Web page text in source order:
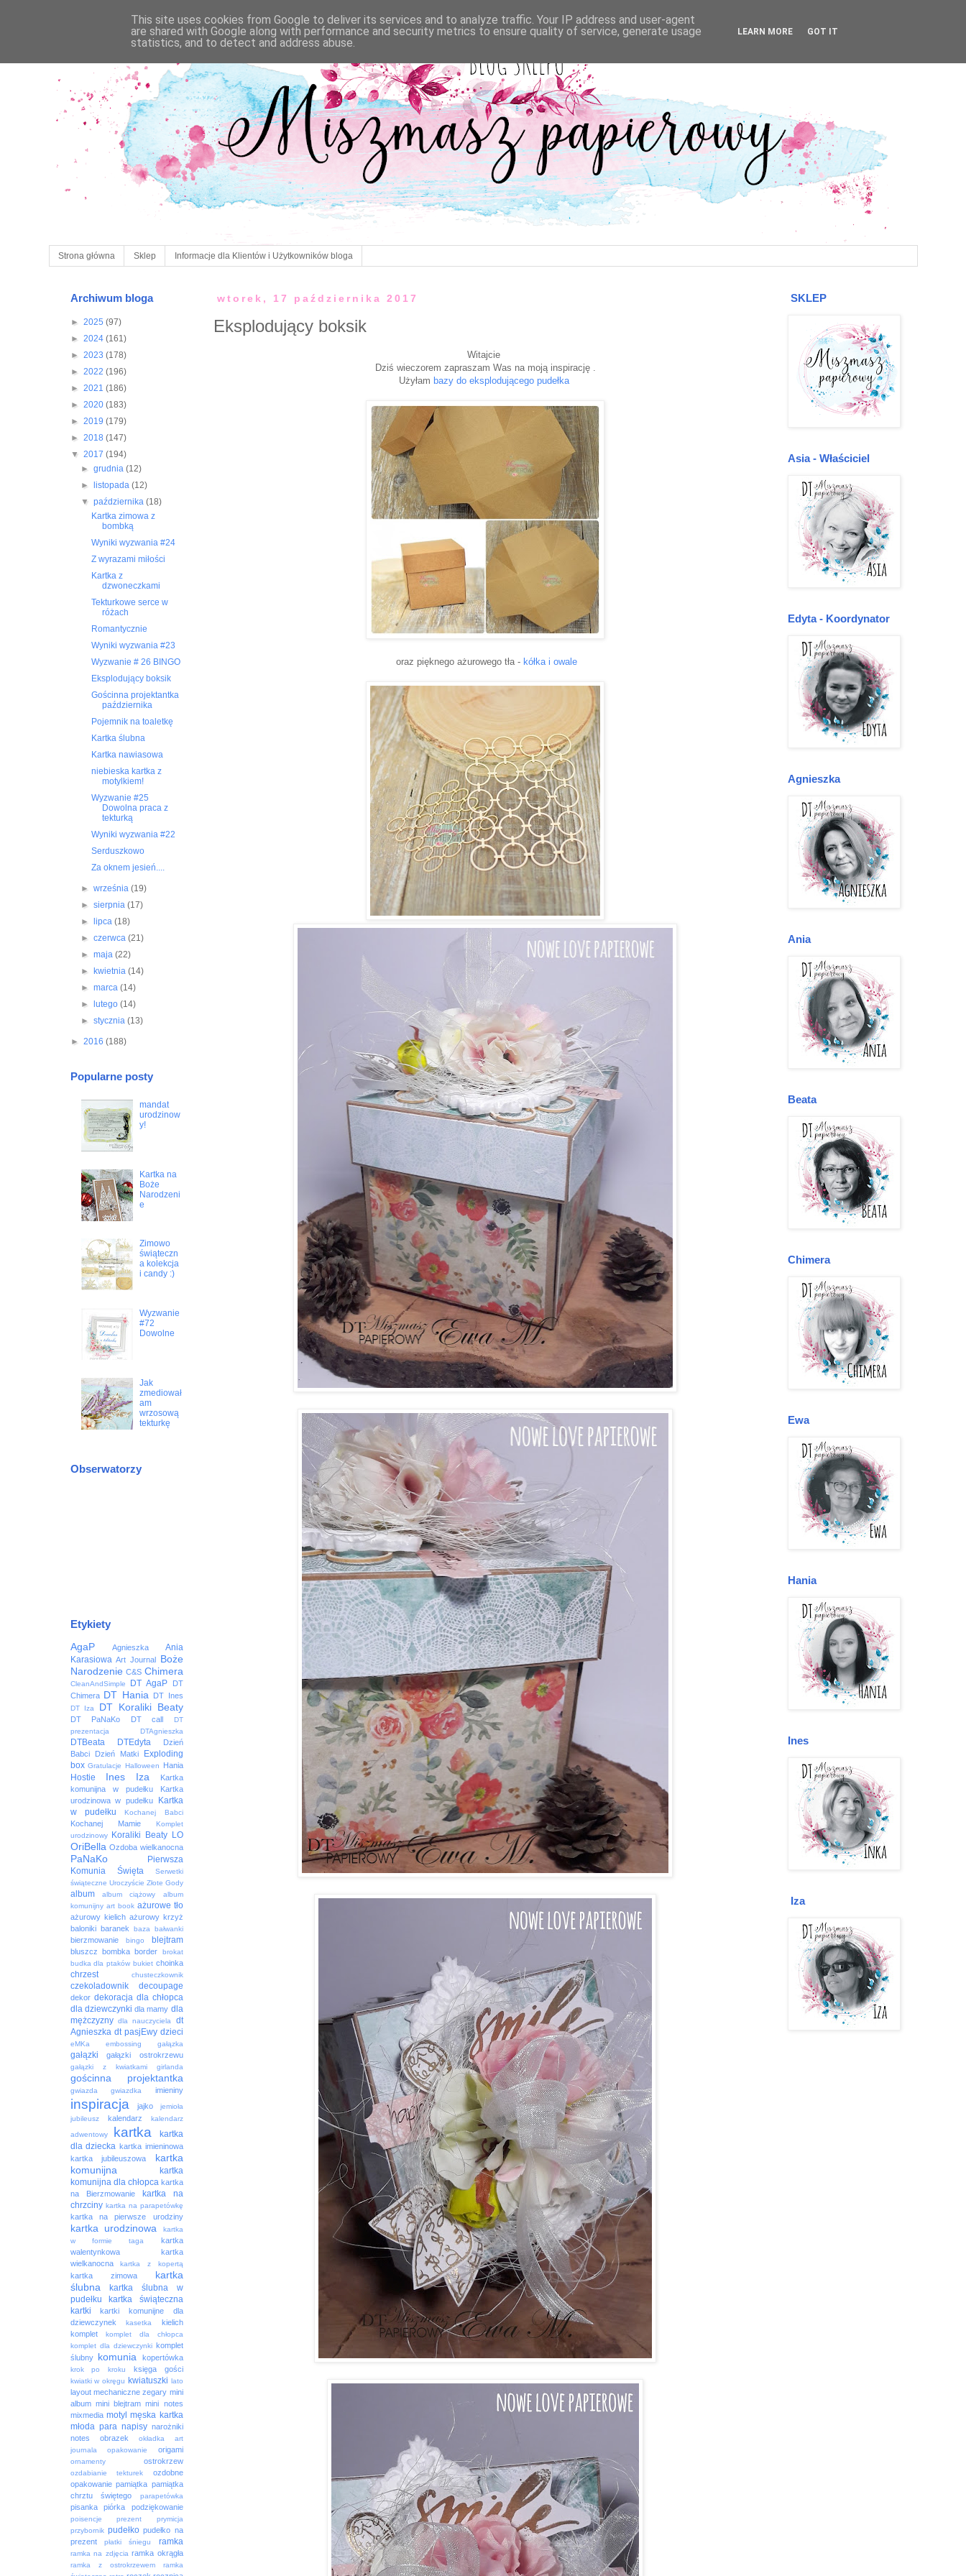
Strona główna Sklep Informacje dla Klientów i Użytkowników bloga
wtorek, 17 października 2017
Eksplodujący boksik
Witajcie
Dziś wieczorem zapraszam Was na moją inspirację .
Użyłam bazy do eksplodującego pudełka
oraz pięknego ażurowego tła - kółka i owale
Archiwum bloga
► 2025 (97)
► 2024 (161)
► 2023 (178)
► 2022 (196)
► 2021 (186)
► 2020 (183)
► 2019 (179)
► 2018 (147)
▼ 2017 (194)
► grudnia (12)
►
listopada (12)
▼ października (18)
Kartka zimowa z
bombką
Wyniki wyzwania #24
Z wyrazami miłości
Kartka z
dzwoneczkami
Tekturkowe serce w
różach
Romantycznie
Wyniki wyzwania #23
Wyzwanie # 26 BINGO
Eksplodujący boksik
Gościnna projektantka
października
Pojemnik na toaletkę
Kartka ślubna
Kartka nawiasowa
niebieska kartka z
motylkiem!
Wyzwanie #25
Dowolna praca z
tekturką
Wyniki wyzwania #22
Serduszkowo
Za oknem jesień....
► września (19)
► sierpnia (17)
►
lipca (18)
► czerwca (21)
► maja (22)
►
kwietnia (14)
► marca (14)
►
lutego (14)
► stycznia (13)
► 2016 (188)
Popularne posty
mandat
urodzinow
y!
Kartka na
Boże
Narodzeni
e
Zimowo
świąteczn
a kolekcja
i candy :)
Wyzwanie
#72
Dowolne
Jak
zmediował
am
wrzosową
tekturkę
Obserwatorzy
Etykiety
AgaP Agnieszka
Ania
Karasiowa Art Journal
Boże
Narodzenie C&S Chimera
CleanAndSimple DT AgaP
DT
Chimera DT Hania DT Ines
DT Iza DT Koraliki Beaty
DT PaNaKo DT call
DT
prezentacja
DTAgnieszka
DTBeata DTEdyta
Dzień
Babci
Dzień Matki
Exploding
box Gratulacje Halloween Hania
Hostie Ines Iza
Kartka
komunijna w pudełku
Kartka
urodzinowa w pudełku
Kartka
w pudełku
Kochanej Babci
Kochanej Mamie
Komplet
urodzinowy
Koraliki Beaty LO
OriBella Ozdoba wielkanocna
PaNaKo
Pierwsza
Komunia Święta
Serwetki
świąteczne Uroczyście Złote Gody
album album ciążowy
album
komunijny art book ażurowe tło
ażurowy kielich ażurowy krzyż
baloniki
baranek baza bałwanki
bierzmowanie bingo blejtram
bluszcz bombka border
brokat
budka dla ptaków bukiet choinka
chrzest chusteczkownik
czekoladownik decoupage
dekor dekoracja dla chłopca
dla dziewczynki dla mamy dla
mężczyzny dla nauczyciela
dt
Agnieszka dt pasjEwy dzieci
eMKa embossing gałązka
gałązki gałązki ostrokrzewu
gałązki z kwiatkami girlanda
gościnna projektantka
gwiazda gwiazdka imieniny
inspiracja jajko
jemioła
jubileusz
kalendarz
kalendarz
adwentowy
kartka
kartka
dla dziecka kartka imieninowa
kartka jubileuszowa
kartka
komunijna
kartka
komunijna dla chłopca kartka
na Bierzmowanie
kartka na
chrzciny kartka na parapetówkę
kartka na pierwsze urodziny
kartka urodzinowa
kartka
w formie taga
kartka
walentynkowa
kartka
wielkanocna
kartka z kopertą
kartka zimowa
kartka
ślubna
kartka ślubna w
pudełku
kartka świąteczna
kartki
kartki komunijne dla
dziewczynek
kasetka
kielich
komplet
komplet dla chłopca
komplet dla dziewczynki komplet
ślubny
komunia kopertówka
krok po kroku księga gości
kwiatki w okręgu kwiatuszki lato
layout mechaniczne zegary mini
album mini blejtram mini notes
mixmedia motyl męska kartka
młoda para napisy narożniki
notes
obrazek
okładka art
journala
opakowanie origami
ornamenty ostrokrzew
ozdabianie tekturek
ozdobne
opakowanie pamiątka pamiątka
chrztu świętego
parapetówka
pisanka piórka podziękowanie
poisencje prezent
prymicja
przybornik pudełko pudełko na
prezent
płatki śniegu ramka
ramka na zdjęcia ramka okrągła
ramka z ostrokrzewem
ramka
SKLEP
Asia - Właściciel
Edyta - Koordynator
Agnieszka
Ania
Beata
Chimera
Ewa
Hania
Ines
Iza
This site uses cookies from Google to deliver its services and to analyze traffic. Your IP address and user-agent
are shared with Google along with performance and security metrics to ensure quality of service, generate usage
statistics, and to detect and address abuse.
LEARN MORE GOT IT